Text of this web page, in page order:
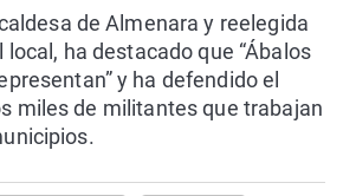
de Almenara y reelegida
ha destacado que “Ábalos
y ha defendido el
miles de militantes que trabajan